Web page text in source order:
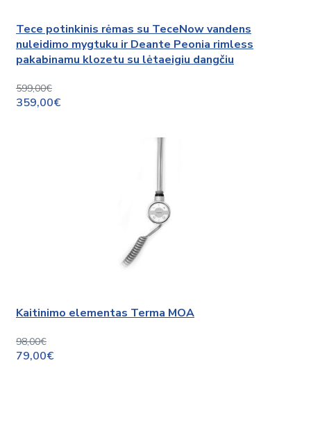
Tece potinkinis rėmas su TeceNow vandens
nuleidimo mygtuku ir Deante Peonia rimless
pakabinamu klozetu su lėtaeigiu dangčiu
599,00€
359,00€
Kaitinimo elementas Terma MOA
98,00€
79,00€